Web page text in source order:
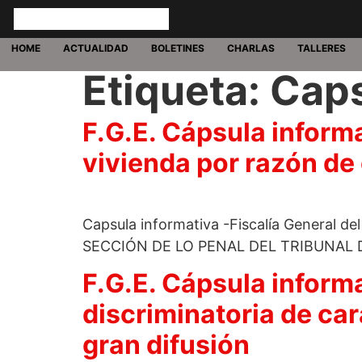
HOME ACTUALIDAD BOLETINES CHARLAS TALLERES
Etiqueta:
F.G.E. Cápsula
vivienda por razón
Capsula informativa -Fiscalía General
SECCIÓN DE LO PENAL DEL
F.G.E. Cápsula
discriminatoria de
gran difusión